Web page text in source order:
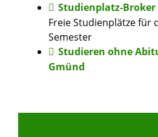
Studienplatz-Broker
Freie Studienplätze für
Semester
Studieren ohne
Gmünd